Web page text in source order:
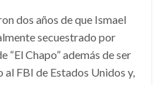
dos años de que Ismael
secuestrado por
“El Chapo” además de ser
al FBI de Estados Unidos y,